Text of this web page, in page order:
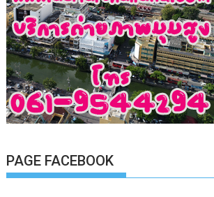
PAGE FACEBOOK